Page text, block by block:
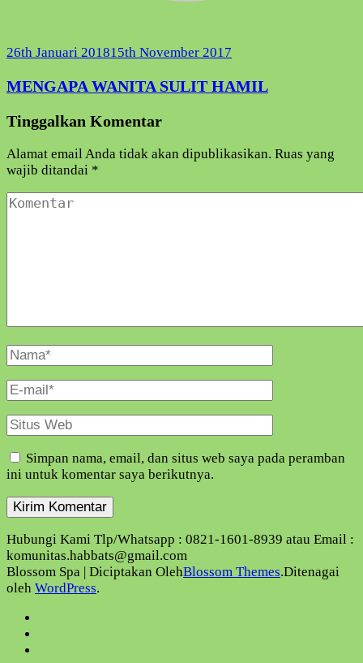
26th Januari 201815th November 2017
MENGAPA WANITA SULIT HAMIL
Tinggalkan Komentar
Alamat email Anda tidak akan dipublikasikan. Ruas yang
wajib ditandai *
Komentar
Nama
Lengkap
E-
Mail
Situs
Web
Simpan nama, email, dan situs web saya pada peramban
ini untuk komentar saya berikutnya.
Hubungi Kami Tlp/Whatsapp : 0821-1601-8939 atau Email :
komunitas.habbats@gmail.com
Blossom Spa | Diciptakan OlehBlossom Themes.Ditenagai
oleh WordPress.